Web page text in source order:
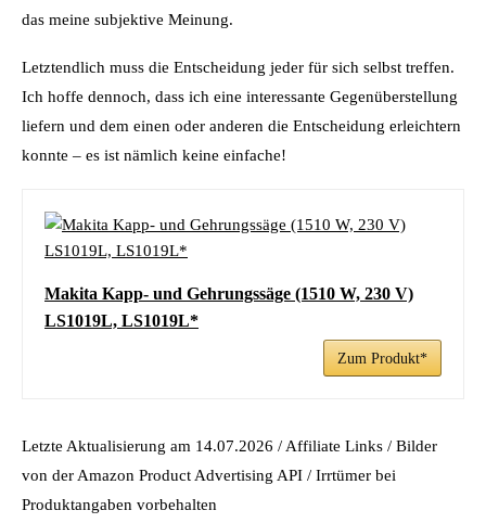
das meine subjektive Meinung.
Letztendlich muss die Entscheidung jeder für sich selbst treffen.
Ich hoffe dennoch, dass ich eine interessante Gegenüberstellung
liefern und dem einen oder anderen die Entscheidung erleichtern
konnte – es ist nämlich keine einfache!
Makita Kapp- und Gehrungssäge (1510 W, 230 V)
LS1019L, LS1019L*
Zum Produkt*
Letzte Aktualisierung am 14.07.2026 / Affiliate Links / Bilder
von der Amazon Product Advertising API / Irrtümer bei
Produktangaben vorbehalten